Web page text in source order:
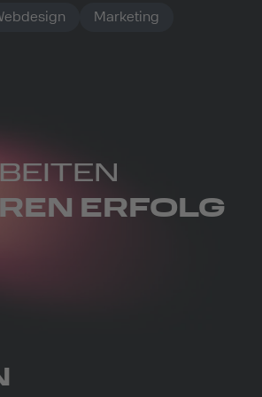
Marketing
ERFOLG